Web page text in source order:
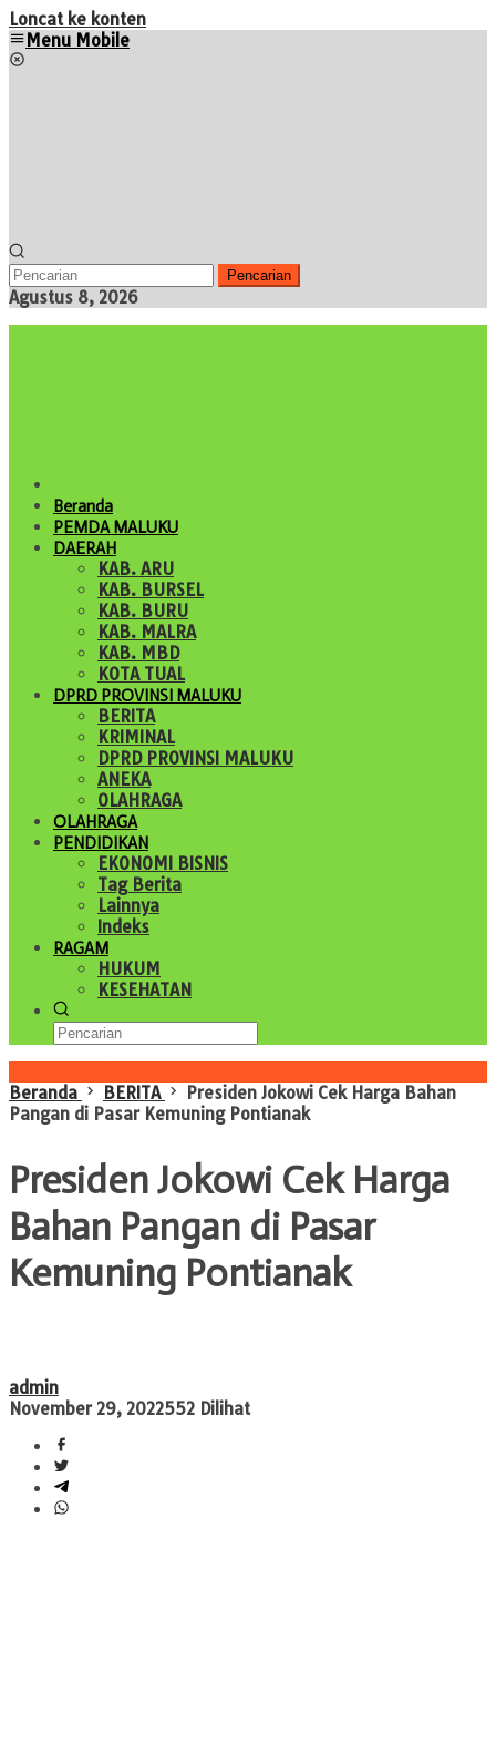
Loncat ke konten
Menu Mobile
Pencarian
Agustus 8, 2026
Beranda
PEMDA MALUKU
DAERAH
KAB. ARU
KAB. BURSEL
KAB. BURU
KAB. MALRA
KAB. MBD
KOTA TUAL
DPRD PROVINSI MALUKU
BERITA
KRIMINAL
DPRD PROVINSI MALUKU
ANEKA
OLAHRAGA
OLAHRAGA
PENDIDIKAN
EKONOMI BISNIS
Tag Berita
Lainnya
Indeks
RAGAM
HUKUM
KESEHATAN
Beranda
BERITA
Presiden Jokowi Cek Harga Bahan
Pangan di Pasar Kemuning Pontianak
Presiden Jokowi Cek Harga
Bahan Pangan di Pasar
Kemuning Pontianak
admin
November 29, 2022552 Dilihat